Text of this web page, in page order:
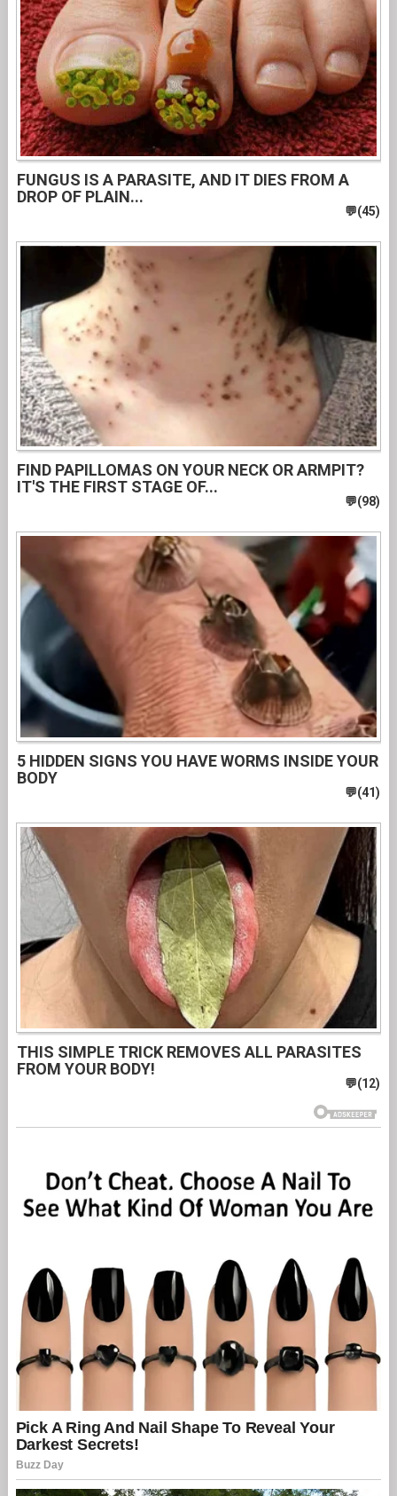
FUNGUS IS A PARASITE, AND IT DIES FROM A
DROP OF PLAIN...
FIND PAPILLOMAS ON YOUR NECK OR ARMPIT?
IT'S THE FIRST STAGE OF...
5 HIDDEN SIGNS YOU HAVE WORMS INSIDE YOUR
BODY
THIS SIMPLE TRICK REMOVES ALL PARASITES
FROM YOUR BODY!